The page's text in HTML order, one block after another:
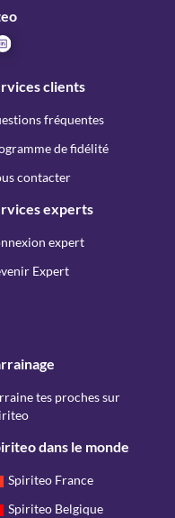
clients
fréquentes
de fidélité
contacter
experts
expert
Expert
tes proches sur
dans le monde
Spiriteo France
Spiriteo Belgique